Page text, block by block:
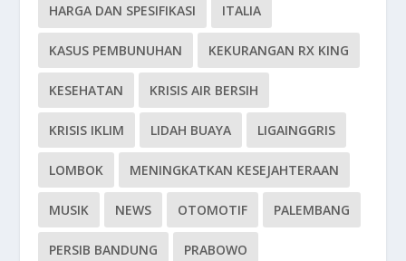
HARGA DAN SPESIFIKASI ITALIA
KASUS PEMBUNUHAN KEKURANGAN RX KING
KESEHATAN KRISIS AIR BERSIH
KRISIS IKLIM LIDAH BUAYA LIGAINGGRIS
LOMBOK MENINGKATKAN KESEJAHTERAAN
MUSIK NEWS OTOMOTIF PALEMBANG
PERSIB BANDUNG PRABOWO